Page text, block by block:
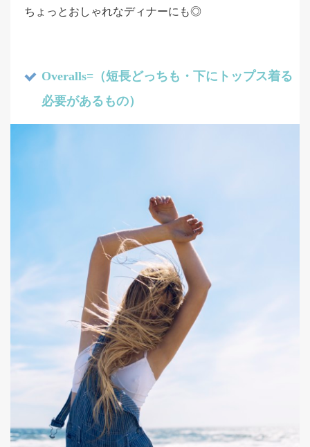
ちょっとおしゃれなディナーにも◎
Overalls=（短長どっちも・下にトップス着る
必要があるもの）